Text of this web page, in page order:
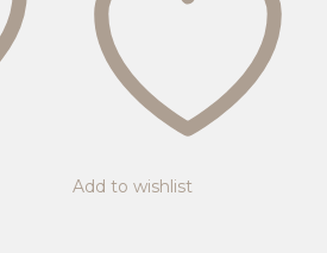
Add to wishlist